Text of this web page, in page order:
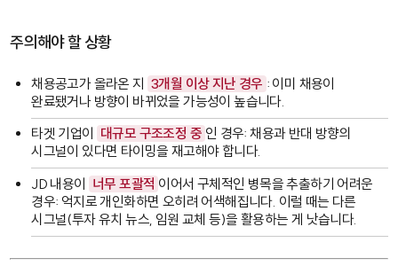
주의해야 할 상황
채용공고가 올라온 지 3개월 이상 지난 경우 : 이미 채용이
완료됐거나 방향이 바뀌었을 가능성이 높습니다.
타겟 기업이
대규모 구조조정 중 인 경우: 채용과 반대 방향의
시그널이 있다면 타이밍을 재고해야 합니다.
JD 내용이 너무 포괄적 이어서 구체적인 병목을 추출하기 어려운
경우: 억지로 개인화하면 오히려 어색해집니다. 이럴 때는 다른
시그널(투자 유치 뉴스, 임원 교체 등)을 활용하는 게 낫습니다.